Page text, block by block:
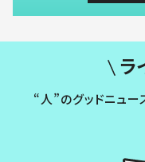
ラ
“人”のグッドニュー